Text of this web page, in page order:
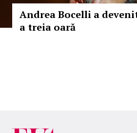
Andrea Bocelli a
a treia oară